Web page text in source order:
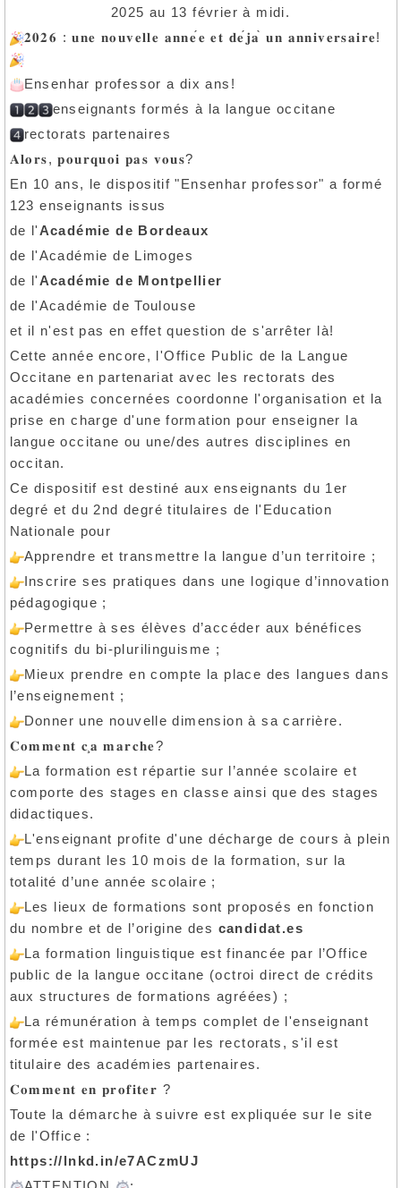
2025 au 13 février à midi.
𝟐𝟎𝟐𝟔 :𝐮𝐧𝐞 𝐧𝐨𝐮𝐯𝐞𝐥𝐥𝐞 𝐚𝐧𝐧𝐞𝐞 𝐞𝐭 𝐝𝐞 𝐣𝐚 ̀𝐮𝐧 𝐚𝐧𝐧𝐢𝐯𝐞𝐫𝐬𝐚𝐢𝐫𝐞!
Ensenhar professor a dix ans!
enseignants formés à la langue occitane
rectorats partenaires
𝐀𝐥𝐨𝐫𝐬,𝐩𝐨𝐮𝐫𝐪𝐮𝐨𝐢 𝐩𝐚𝐬 𝐯𝐨𝐮𝐬?
En 10 ans, le dispositif "Ensenhar professor" a formé
123 enseignants issus
de l'Académie de Bordeaux
de l'Académie de Limoges
de l'Académie de Montpellier
de l'Académie de Toulouse
et il n'est pas en effet question de s'arrêter là!
Cette année encore, l'Office Public de la Langue
Occitane en partenariat avec les rectorats des
académies concernées coordonne l'organisation et la
prise en charge d'une formation pour enseigner la
langue occitane ou une/des autres disciplines en
occitan.
Ce dispositif est destiné aux enseignants du 1er
degré et du 2nd degré titulaires de l'Education
Nationale pour
Apprendre et transmettre la langue d’un territoire ;
Inscrire ses pratiques dans une logique d’innovation
pédagogique ;
Permettre à ses élèves d’accéder aux bénéfices
cognitifs du bi-plurilinguisme ;
Mieux prendre en compte la place des langues dans
l’enseignement ;
Donner une nouvelle dimension à sa carrière.
𝐂𝐨𝐦𝐦𝐞𝐧𝐭 𝐜𝐚 𝐦𝐚𝐫𝐜𝐡𝐞?
La formation est répartie sur l’année scolaire et
comporte des stages en classe ainsi que des stages
didactiques.
L'enseignant profite d'une décharge de cours à plein
temps durant les 10 mois de la formation, sur la
totalité d’une année scolaire ;
Les lieux de formations sont proposés en fonction
du nombre et de l’origine des candidat.es
La formation linguistique est financée par l’Office
public de la langue occitane (octroi direct de crédits
aux structures de formations agréées) ;
La rémunération à temps complet de l'enseignant
formée est maintenue par les rectorats, s'il est
titulaire des académies partenaires.
𝐂𝐨𝐦𝐦𝐞𝐧𝐭 𝐞𝐧 𝐩𝐫𝐨𝐟𝐢𝐭𝐞𝐫 ?
Toute la démarche à suivre est expliquée sur le site
de l'Office :
https://lnkd.in/e7ACzmUJ